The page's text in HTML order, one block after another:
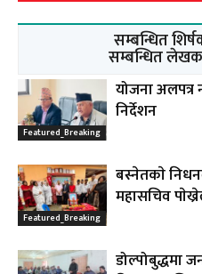
सम्बन्धित
सम्बन्धित
Featured_Breaking
योजना अलपत्र
निर्देशन
Featured_Breaking
बस्नेतकाे
महासचिव
डोल्पोबुद्धमा